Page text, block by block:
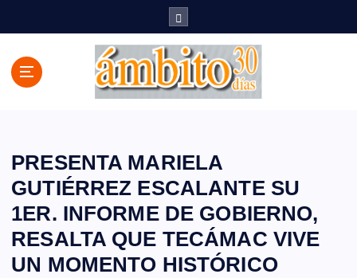
PRESENTA MARIELA
GUTIÉRREZ ESCALANTE SU
1ER. INFORME DE GOBIERNO,
RESALTA QUE TECÁMAC VIVE
UN MOMENTO HISTÓRICO